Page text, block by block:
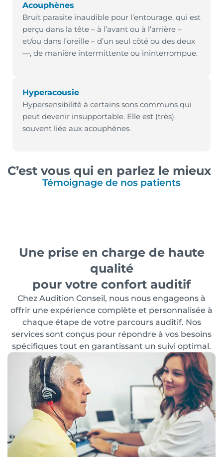
Acouphènes
Bruit parasite inaudible pour l’entourage, qui est
perçu dans la tête – à l’avant ou à l’arrière –
et/ou dans l’oreille – d’un seul côté ou des deux
—, de manière intermittente ou ininterrompue.
Hyperacousie
Hypersensibilité à certains sons communs qui
peut devenir insupportable. Elle est (très)
souvent liée aux acouphènes.
C’est vous qui en parlez le mieux
Témoignage de nos patients
Une prise en charge de haute
qualité
pour votre confort auditif
Chez Audition Conseil, nous nous engageons à
offrir une expérience complète et personnalisée à
chaque étape de votre parcours auditif. Nos
services sont conçus pour répondre à vos besoins
spécifiques tout en garantissant un suivi optimal.